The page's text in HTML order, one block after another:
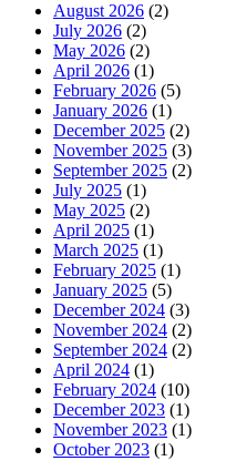
August 2026 (2)
July 2026 (2)
May 2026 (2)
April 2026 (1)
February 2026 (5)
January 2026 (1)
December 2025 (2)
November 2025 (3)
September 2025 (2)
July 2025 (1)
May 2025 (2)
April 2025 (1)
March 2025 (1)
February 2025 (1)
January 2025 (5)
December 2024 (3)
November 2024 (2)
September 2024 (2)
April 2024 (1)
February 2024 (10)
December 2023 (1)
November 2023 (1)
October 2023 (1)